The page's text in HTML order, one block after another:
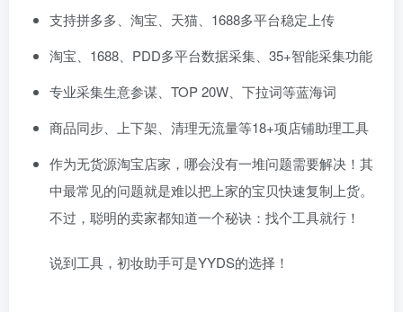
支持拼多多、淘宝、天猫、1688多平台稳定上传
淘宝、1688、PDD多平台数据采集、35+智能采集功能
专业采集生意参谋、TOP 20W、下拉词等蓝海词
商品同步、上下架、清理无流量等18+项店铺助理工具
作为无货源淘宝店家，哪会没有一堆问题需要解决！其
中最常见的问题就是难以把上家的宝贝快速复制上货。
不过，聪明的卖家都知道一个秘诀：找个工具就行！
说到工具，初妆助手可是YYDS的选择！